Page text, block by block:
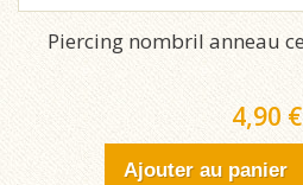
Piercing nombril anneau
4,90 €
Ajouter au panier